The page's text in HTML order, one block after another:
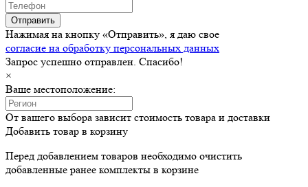
Отправить
Нажимая на кнопку «Отправить», я даю свое
согласие на обработку персональных данных
Запрос успешно отправлен. Спасибо!
×
Ваше местоположение:
От вашего выбора зависит стоимость товара и доставки
Добавить товар в корзину
Перед добавлением товаров необходимо очистить
добавленные ранее комплекты в корзине